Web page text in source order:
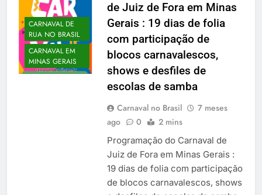
CARNAVAL DE
RUA NO BRASIL
CARNAVAL EM
MINAS GERAIS
de Juiz de Fora em Minas
Gerais : 19 dias de folia
com participação de
blocos carnavalescos,
shows e desfiles de
escolas de samba
Carnaval no Brasil
7 meses
ago
0 2 mins
Programação do Carnaval de
Juiz de Fora em Minas Gerais :
19 dias de folia com participação
de blocos carnavalescos, shows